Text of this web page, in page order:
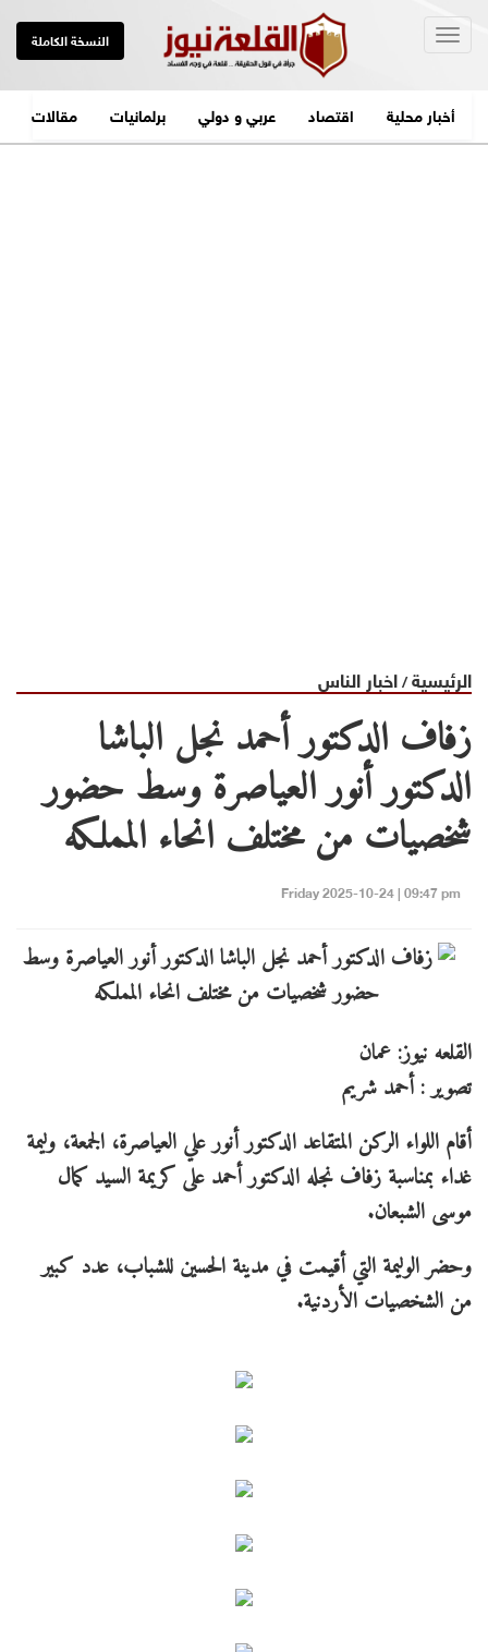
النسخة الكاملة
أخبار محلية اقتصاد عربي و دولي برلمانيات مقالات
الرئيسية/اخبار الناس
زفاف الدكتور أحمد نجل الباشا
الدكتور أنور العياصرة وسط حضور
شخصيات من مختلف انحاء المملكه
Friday 2025-10-24 | 09:47 pm
القلعه نيوز: عمان
تصوير : أحمد شريم
أقام اللواء الركن المتقاعد الدكتور أنور علي العياصرة، الجمعة، وليمة
غداء بمناسبة زفاف نجله الدكتور أحمد على كريمة السيد كمال
موسى الشبعان.
وحضر الوليمة التي أقيمت في مدينة الحسين للشباب، عدد كبير
من الشخصيات الأردنية.